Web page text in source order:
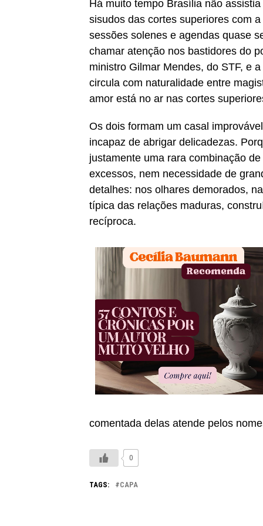
Há muito tempo Brasília não
sisudos das cortes superiores com
sessões solenes e agendas quase
chamar atenção nos bastidores do
ministro Gilmar Mendes, do STF, e
circula com naturalidade entre
amor está no ar nas cortes
Os dois formam um casal
incapaz de abrigar delicadezas.
justamente uma rara combinação
excessos, nem necessidade de
detalhes: nos olhares demorados,
típica das relações maduras,
recíproca.
comentada delas atende pelos
0
TAGS: CAPA